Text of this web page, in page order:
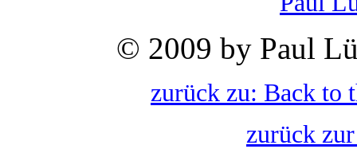
© 2009 by Paul
zurück zu: Back to
zurück